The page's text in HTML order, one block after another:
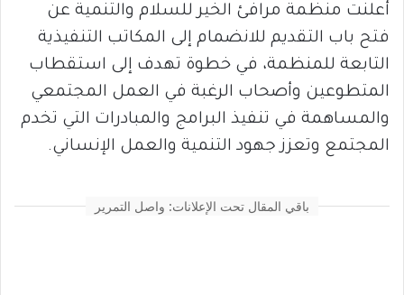
أعلنت منظمة مرافئ الخير للسلام والتنمية عن
فتح باب التقديم للانضمام إلى المكاتب التنفيذية
التابعة للمنظمة، في خطوة تهدف إلى استقطاب
المتطوعين وأصحاب الرغبة في العمل المجتمعي
والمساهمة في تنفيذ البرامج والمبادرات التي تخدم
المجتمع وتعزز جهود التنمية والعمل الإنساني.
باقي المقال تحت الإعلانات: واصل التمرير